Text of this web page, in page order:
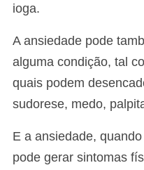
ioga.
A ansiedade pode
alguma condição, tal
quais podem
sudorese, medo,
E a ansiedade,
pode gerar sintomas